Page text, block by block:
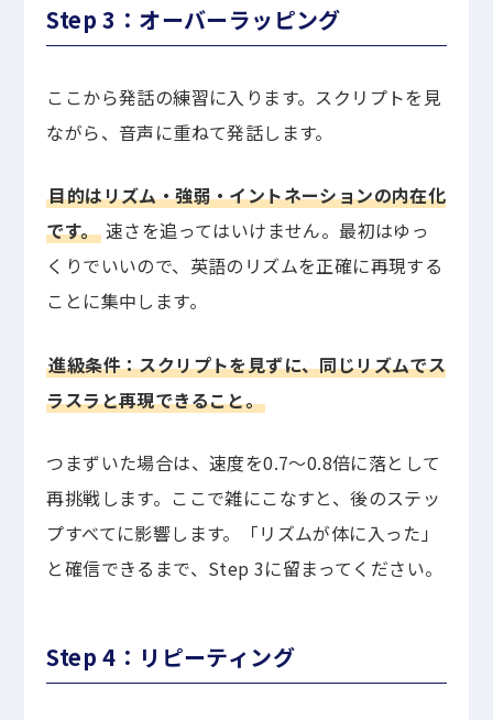
Step 3：オーバーラッピング
ここから発話の練習に入ります。スクリプトを見
ながら、音声に重ねて発話します。
目的はリズム・強弱・イントネーションの内在化
です。速さを追ってはいけません。最初はゆっ
くりでいいので、英語のリズムを正確に再現する
ことに集中します。
進級条件：スクリプトを見ずに、同じリズムでス
ラスラと再現できること。
つまずいた場合は、速度を0.7〜0.8倍に落として
再挑戦します。ここで雑にこなすと、後のステッ
プすべてに影響します。「リズムが体に入った」
と確信できるまで、Step 3に留まってください。
Step 4：リピーティング